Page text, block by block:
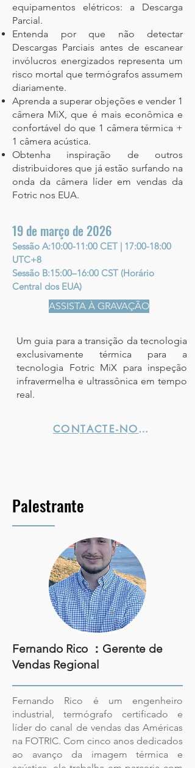
equipamentos elétricos: a Descarga
Parcial.
Entenda por que não detectar
Descargas Parciais antes de escanear
invólucros energizados representa um
risco mortal que termógrafos assumem
diariamente.
Aprenda a superar objeções e vender 1
câmera MiX, que é mais econômica e
confortável do que 1 câmera térmica +
1 câmera acústica.
Obtenha inspiração de outros
distribuidores que já estão surfando na
onda da câmera líder em vendas da
Fotric nos EUA.
19 de março de 2026
Sessão A:10:00-11:00 CET | 17:00-18:00
UTC+8
Sessão B:15:00–16:00 CST (Horário
Central dos EUA)
ASSISTA À GRAVAÇÃO
Um guia para a transição da tecnologia
exclusivamente térmica para a
tecnologia Fotric MiX para inspeção
infravermelha e ultrassônica em tempo
real.
CONTACTE-NOS →
Palestrante
Fernando Rico ： Gerente de
Vendas Regional
Fernando Rico é um engenheiro
industrial, termógrafo certificado e
líder do canal de vendas das Américas
na FOTRIC. Com cinco anos dedicados
ao avanço da imagem térmica e